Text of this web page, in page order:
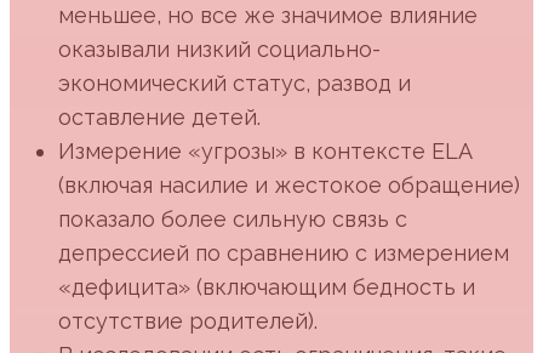
меньшее, но все же значимое влияние
оказывали низкий социально-
экономический статус, развод и
оставление детей.
Измерение «угрозы» в контексте ELA
(включая насилие и жестокое обращение)
показало более сильную связь с
депрессией по сравнению с измерением
«дефицита» (включающим бедность и
отсутствие родителей).